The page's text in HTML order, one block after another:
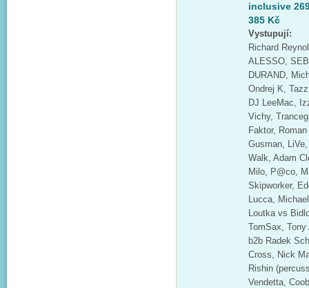
inclusive
385 Kč
Vystupují:
Richard
ALESSO,
DURAND,
Ondrej K,
DJ LeeMac,
Vichy,
Faktor,
Gusman,
Walk, Adam
Milo, P@co,
Skipworker,
Lucca,
Loutka vs
TomSax, Tony
b2b Radek
Cross, Nick
Rishin
Vendetta,